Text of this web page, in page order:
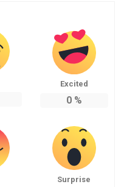
Excited
0%
Surprise